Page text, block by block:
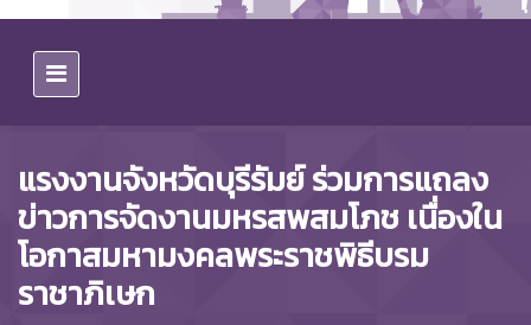
แรงงานจังหวัดบุรีรัมย์ ร่วมการแถลง
ข่าวการจัดงานมหรสพสมโภช เนื่องใน
โอกาสมหามงคลพระราชพิธีบรม
ราชาภิเษก